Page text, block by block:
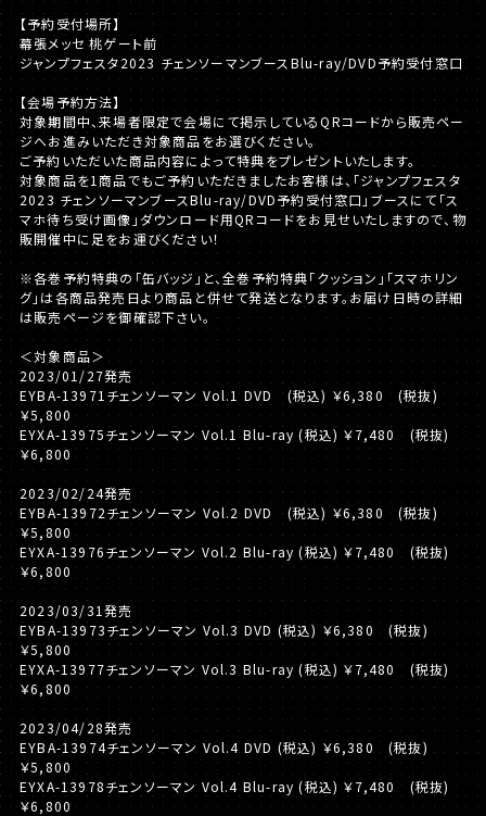
【予約受付場所】
幕張メッセ 桃ゲート前
ジャンプフェスタ2023 チェンソーマンブースBlu-ray/DVD予約受付窓口
【会場予約方法】
対象期間中、来場者限定で会場にて掲示しているQRコードから販売ペー
ジへお進みいただき対象商品をお選びください。
ご予約いただいた商品内容によって特典をプレゼントいたします。
対象商品を1商品でもご予約いただきましたお客様は、「ジャンプフェスタ
2023 チェンソーマンブースBlu-ray/DVD予約受付窓口」ブースにて「ス
マホ待ち受け画像」ダウンロード用QRコードをお見せいたしますので、物
販開催中に足をお運びください！
※各巻予約特典の「缶バッジ」と、全巻予約特典「クッション」「スマホリン
グ」は各商品発売日より商品と併せて発送となります。お届け日時の詳細
は販売ページを御確認下さい。
＜対象商品＞
2023/01/27発売
EYBA-13971チェンソーマン Vol.1 DVD (税込) ￥6,380 (税抜)
￥5,800
EYXA-13975チェンソーマン Vol.1 Blu-ray (税込) ￥7,480 (税抜)
￥6,800
2023/02/24発売
EYBA-13972チェンソーマン Vol.2 DVD (税込) ￥6,380 (税抜)
￥5,800
EYXA-13976チェンソーマン Vol.2 Blu-ray (税込) ￥7,480 (税抜)
￥6,800
2023/03/31発売
EYBA-13973チェンソーマン Vol.3 DVD (税込) ￥6,380 (税抜)
￥5,800
EYXA-13977チェンソーマン Vol.3 Blu-ray (税込) ￥7,480 (税抜)
￥6,800
2023/04/28発売
EYBA-13974チェンソーマン Vol.4 DVD (税込) ￥6,380 (税抜)
￥5,800
EYXA-13978チェンソーマン Vol.4 Blu-ray (税込) ￥7,480 (税抜)
￥6,800